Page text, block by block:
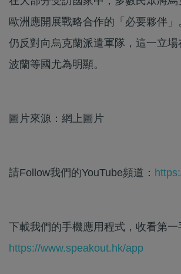
歐洲應開展戰略合作的「必要夥伴
仍反對向烏克蘭派遣軍隊，這一立場
波蘭等國尤為明顯。
圖片來源：網上圖片
請Follow我們的YouTube頻道：
下載我們的手機應用程式，收看第一
https://www.speakout.hk/app